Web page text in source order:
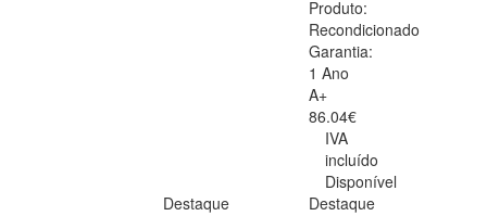
Produto:
Recondicionado
Garantia:
1 Ano
A+
86.04€
IVA
incluído
Disponível
Destaque
Destaque